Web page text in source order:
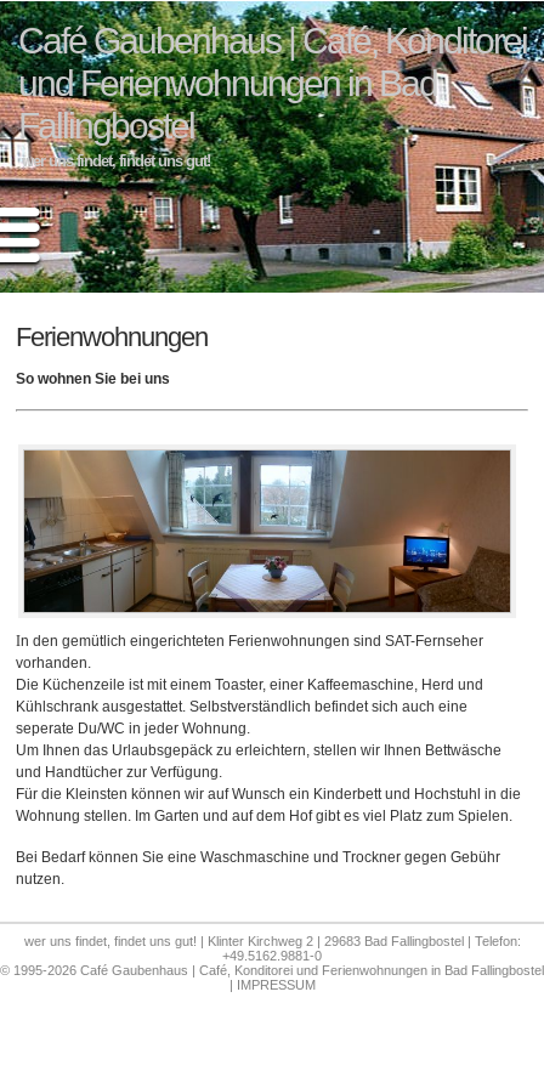
Café Gaubenhaus | Café, Konditorei
und Ferienwohnungen in Bad
Fallingbostel
wer uns findet, findet uns gut!
Ferienwohnungen
So wohnen Sie bei uns
In den gemütlich eingerichteten Ferienwohnungen sind SAT-Fernseher
vorhanden.
Die Küchenzeile ist mit einem Toaster, einer Kaffeemaschine, Herd und
Kühlschrank ausgestattet. Selbstverständlich befindet sich auch eine
seperate Du/WC in jeder Wohnung.
Um Ihnen das Urlaubsgepäck zu erleichtern, stellen wir Ihnen Bettwäsche
und Handtücher zur Verfügung.
Für die Kleinsten können wir auf Wunsch ein Kinderbett und Hochstuhl in die
Wohnung stellen. Im Garten und auf dem Hof gibt es viel Platz zum Spielen.
Bei Bedarf können Sie eine Waschmaschine und Trockner gegen Gebühr
nutzen.
wer uns findet, findet uns gut! | Klinter Kirchweg 2 | 29683 Bad Fallingbostel | Telefon:
+49.5162.9881-0
© 1995-2026 Café Gaubenhaus | Café, Konditorei und Ferienwohnungen in Bad Fallingbostel
| IMPRESSUM